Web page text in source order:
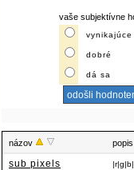
vaše subjektívne
vynikajúce
dobré
dá sa
názov popis
sub pixels